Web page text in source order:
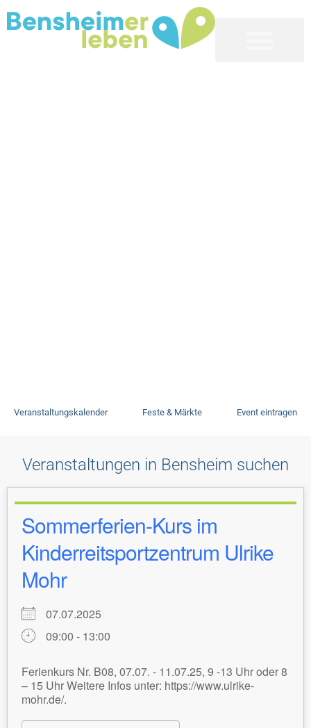
Veranstaltungskalender Feste & Märkte Event eintragen
Veranstaltungen in Bensheim suchen
Sommerferien-Kurs im
Kinderreitsportzentrum Ulrike
Mohr
07.07.2025
09:00 - 13:00
Ferienkurs Nr. B08, 07.07. - 11.07.25, 9 -13 Uhr oder 8
– 15 Uhr Weitere Infos unter: https://www.ulrike-
mohr.de/.